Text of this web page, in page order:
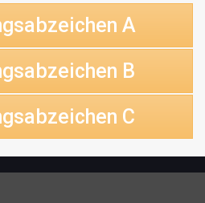
A
B
C